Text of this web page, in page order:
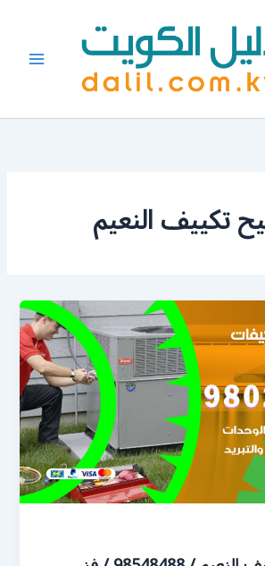
تكييف النعيم